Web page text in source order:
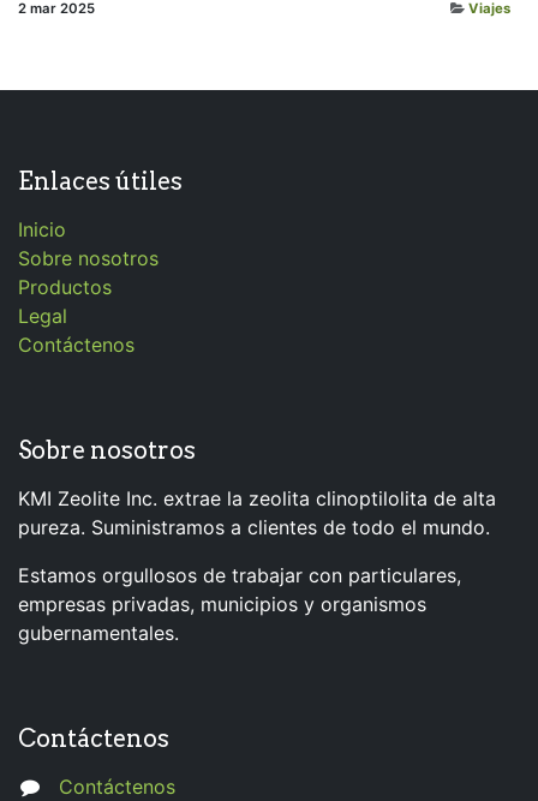
2 mar 2025 Viajes
Enlaces útiles
Inicio
Sobre nosotros
Productos
Legal
Contáctenos
Sobre nosotros
KMI Zeolite Inc. extrae la zeolita clinoptilolita de alta
pureza. Suministramos a clientes de todo el mundo.
Estamos orgullosos de trabajar con particulares,
empresas privadas, municipios y organismos
gubernamentales.
Contáctenos
Contáctenos